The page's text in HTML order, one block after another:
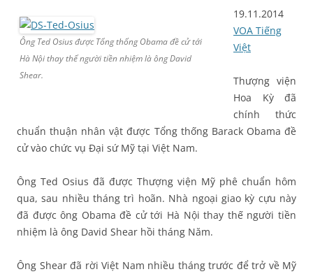
Ông Ted Osius được Tổng thống Obama đề cử tới
Hà Nội thay thế người tiền nhiệm là ông David
Shear.
19.11.2014
VOA Tiếng
Việt
Thượng viện
Hoa Kỳ đã
chính thức
chuẩn thuận nhân vật được Tổng thống Barack Obama đề
cử vào chức vụ Đại sứ Mỹ tại Việt Nam.
Ông Ted Osius đã được Thượng viện Mỹ phê chuẩn hôm
qua, sau nhiều tháng trì hoãn. Nhà ngoại giao kỳ cựu này
đã được ông Obama đề cử tới Hà Nội thay thế người tiền
nhiệm là ông David Shear hồi tháng Năm.
Ông Shear đã rời Việt Nam nhiều tháng trước để trở về Mỹ